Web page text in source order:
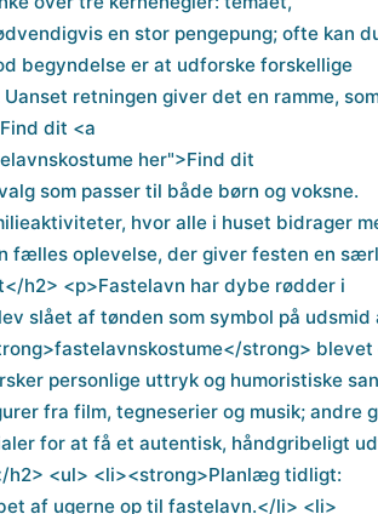
en stor pengepung; ofte kan
begyndelse er at udforske forskellige
retningen giver det en ramme,
dit <a
her">Find dit
som passer til både børn og voksne.
hvor alle i huset bidrager
fælles oplevelse, der giver festen en
h2> <p>Fastelavn har dybe rødder i
slået af tønden som symbol på udsmid
strong> blevet
personlige uttryk og humoristiske
fra film, tegneserier og musik; andre
for at få et autentisk, håndgribeligt
<ul> <li><strong>Planlæg tidligt:
af ugerne op til fastelavn.</li> <li>